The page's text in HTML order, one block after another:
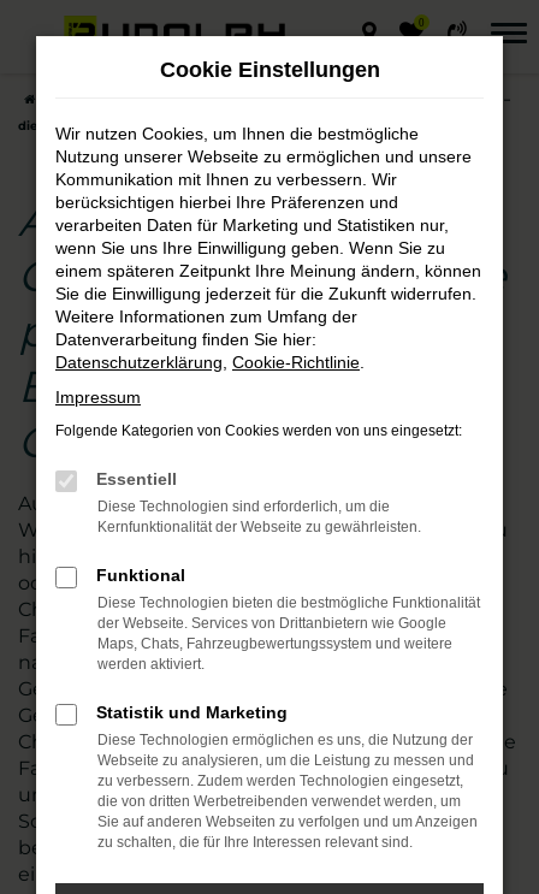
Zum
0
Audi Q5 Gebrauchtwagen –
die preisgünstige Entscheidung für Chemnitz
Audi Q5
Gebrauchtwagen – die
preisgünstige
Entscheidung für
Chemnitz
Augen auf beim Audi Q5 Gebrauchtwagen- Kauf.
Wir vom Autohaus Rudolph schauen für Sie genau
hin und führen vor dem Verkauf nach Chemnitz
oder an einen anderen Ort einen gründlichen
Check durch. Wir stellen so sicher, dass Ihr
Fahrzeug einwandfrei funktioniert und tauschen
natürlich auch Verschleißteile aus. Audi Q5
Gebrauchtwagen sind in den meisten Fällen junge
Gebrauchte, die noch einige Jahre Mobilität in
Chemnitz möglich machen. Angeboten werden die
Fahrzeug zum fairen Preis und sind zudem nahezu
umgehend verfügbar. Stöbern Sie in unserem
Sortiment oder lassen Sie sich gezielt von uns
beraten. Mit mehr als 45 Jahren Erfahrung und
einem Team aus mehr als 110 Mitarbeitenden
Cookie Einstellungen
Wir nutzen Cookies, um Ihnen die bestmögliche
Nutzung unserer Webseite zu ermöglichen und unsere
Kommunikation mit Ihnen zu verbessern. Wir
berücksichtigen hierbei Ihre Präferenzen und
verarbeiten Daten für Marketing und Statistiken nur,
wenn Sie uns Ihre Einwilligung geben. Wenn Sie zu
einem späteren Zeitpunkt Ihre Meinung ändern, können
Sie die Einwilligung jederzeit für die Zukunft widerrufen.
Weitere Informationen zum Umfang der
Datenverarbeitung finden Sie hier:
Datenschutzerklärung Cookie-Richtlinie
Impressum
Folgende Kategorien von Cookies werden von uns eingesetzt:
Essentiell
Diese Technologien sind erforderlich, um die
Kernfunktionalität der Webseite zu gewährleisten.
Funktional
Diese Technologien bieten die bestmögliche Funktionalität
der Webseite. Services von Drittanbietern wie Google
Maps, Chats, Fahrzeugbewertungssystem und weitere
werden aktiviert.
Statistik und Marketing
Diese Technologien ermöglichen es uns, die Nutzung der
Webseite zu analysieren, um die Leistung zu messen und
zu verbessern. Zudem werden Technologien eingesetzt,
die von dritten Werbetreibenden verwendet werden, um
Sie auf anderen Webseiten zu verfolgen und um Anzeigen
zu schalten, die für Ihre Interessen relevant sind.